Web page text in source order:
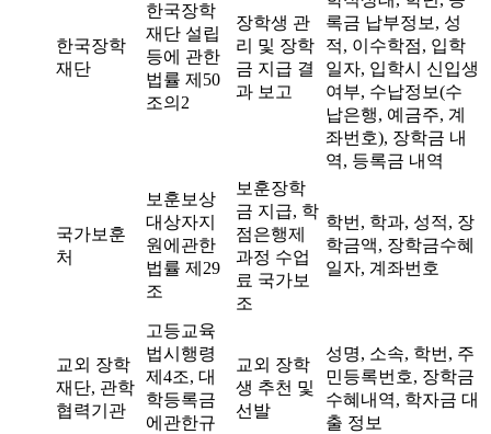
한국장학
재단
한국장학
재단 설립
등에 관한
법률 제50
조의2
장학생 관
리 및 장학
금 지급 결
과 보고
록금 납부정보, 성
적, 이수학점, 입학
일자, 입학시 신입생
여부, 수납정보(수
납은행, 예금주, 계
좌번호), 장학금 내
역, 등록금 내역
국가보훈
처
보훈보상
대상자지
원에관한
법률 제29
조
보훈장학
금 지급, 학
점은행제
과정 수업
료 국가보
조
학번, 학과, 성적, 장
학금액, 장학금수혜
일자, 계좌번호
교외 장학
재단, 관학
협력기관
고등교육
법시행령
제4조, 대
학등록금
에관한규
교외 장학
생 추천 및
선발
성명, 소속, 학번, 주
민등록번호, 장학금
수혜내역, 학자금 대
출 정보